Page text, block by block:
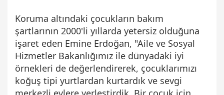
Koruma altındaki çocukların bakım
şartlarının 2000'li yıllarda yetersiz olduğuna
işaret eden Emine Erdoğan, "Aile ve Sosyal
Hizmetler Bakanlığımız ile dünyadaki iyi
örnekleri de değerlendirerek, çocuklarımızı
koğuş tipi yurtlardan kurtardık ve sevgi